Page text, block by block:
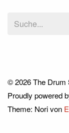
© 2026 The Drum
Proudly powered
Theme: Nori von